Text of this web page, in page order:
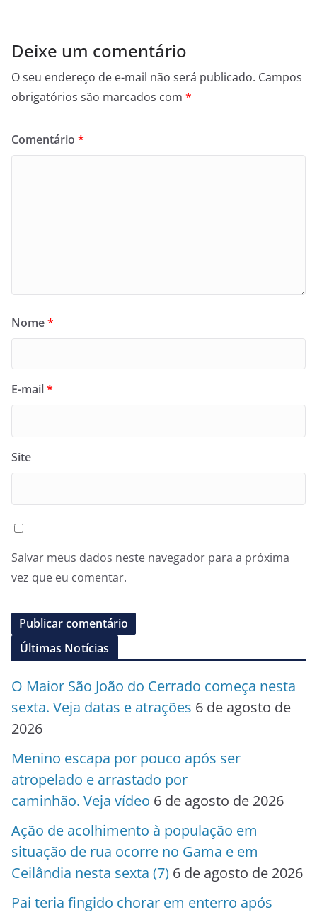
Deixe um comentário
O seu endereço de e-mail não será publicado. Campos
obrigatórios são marcados com *
Comentário *
Nome*
E-mail*
Site
Salvar meus dados neste navegador para a próxima
vez que eu comentar.
Últimas Notícias
O Maior São João do Cerrado começa nesta
sexta. Veja datas e atrações 6 de agosto de
2026
Menino escapa por pouco após ser
atropelado e arrastado por
caminhão. Veja vídeo 6 de agosto de 2026
Ação de acolhimento à população em
situação de rua ocorre no Gama e em
Ceilândia nesta sexta (7) 6 de agosto de 2026
Pai teria fingido chorar em enterro após